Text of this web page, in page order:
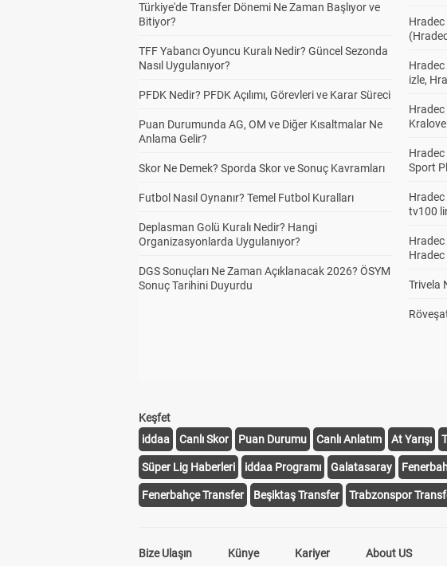
Türkiye'de Transfer Dönemi Ne Zaman Başlıyor ve
Bitiyor?
TFF Yabancı Oyuncu Kuralı Nedir? Güncel Sezonda
Nasıl Uygulanıyor?
PFDK Nedir? PFDK Açılımı, Görevleri ve Karar Süreci
Puan Durumunda AG, OM ve Diğer Kısaltmalar Ne
Anlama Gelir?
Skor Ne Demek? Sporda Skor ve Sonuç Kavramları
Futbol Nasıl Oynanır? Temel Futbol Kuralları
Deplasman Golü Kuralı Nedir? Hangi
Organizasyonlarda Uygulanıyor?
DGS Sonuçları Ne Zaman Açıklanacak 2026? ÖSYM
Sonuç Tarihini Duyurdu
Hradec
Hradec
izle,
Hradec
Sport
Hradec
tv100
Hradec
Trivela
Keşfet
iddaa
Canlı Skor Puan Durumu Canlı Anlatım At Yarışı
Süper Lig Haberleri iddaa Programı Galatasaray
Fenerbahçe Transfer Beşiktaş Transfer Trabzonspor
Bize Ulaşın Künye Kariyer About US